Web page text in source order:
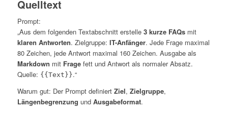
Quelltext
Prompt:
„Aus dem folgenden Textabschnitt erstelle 3 kurze FAQsmit
klaren Antworten. Zielgruppe: IT-Anfänger. Jede Frage maximal
80 Zeichen, jede Antwort maximal 160 Zeichen. Ausgabe als
Markdown mit Fragefett und Antwort als normaler Absatz.
Quelle: {{Text}}.“
Warum gut: Der Prompt definiert Ziel, Zielgruppe,
Längenbegrenzung und Ausgabeformat.